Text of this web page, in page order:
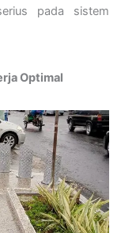
pada sistem
Optimal